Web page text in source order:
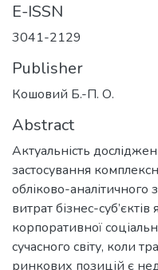
E-ISSN
3041-2129
Publisher
Кошовий Б.-П. О.
Abstract
Актуальність
застосування
обліково-аналітичного
витрат бізнес-
корпоративної
сучасного світу, коли
ринкових позицій є